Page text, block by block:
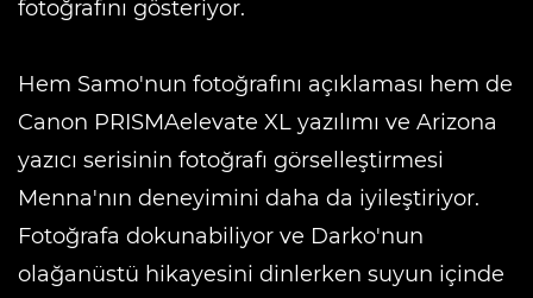
fotoğrafını gösteriyor.
Hem Samo'nun fotoğrafını açıklaması hem de
Canon PRISMAelevate XL yazılımı ve Arizona
yazıcı serisinin fotoğrafı görselleştirmesi
Menna'nın deneyimini daha da iyileştiriyor.
Fotoğrafa dokunabiliyor ve Darko'nun
olağanüstü hikayesini dinlerken suyun içinde